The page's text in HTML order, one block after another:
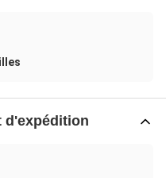
d'expédition